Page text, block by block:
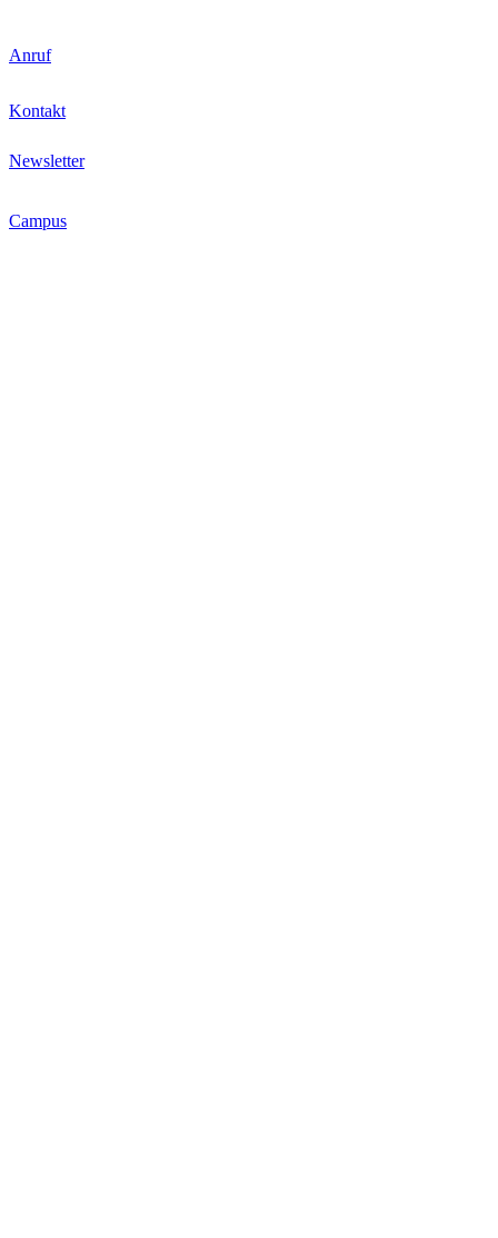
Anruf
Kontakt
Newsletter
Campus